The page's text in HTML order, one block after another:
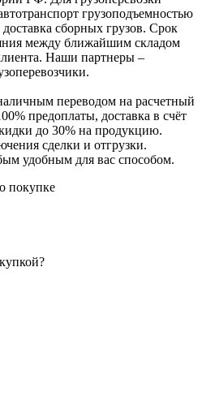
грузоподъемностью
сборных грузов. Срок
между ближайшим складом
Наши партнеры –
переводом на расчетный
предоплаты, доставка в счёт
до 30% на продукцию.
сделки и отгрузки.
удобным для вас способом.
покупке